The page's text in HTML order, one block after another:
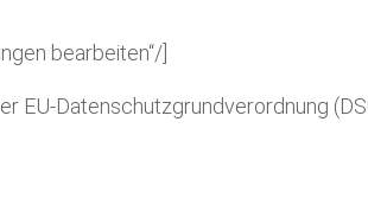
bearbeiten“/]
EU-Datenschutzgrundverordnung